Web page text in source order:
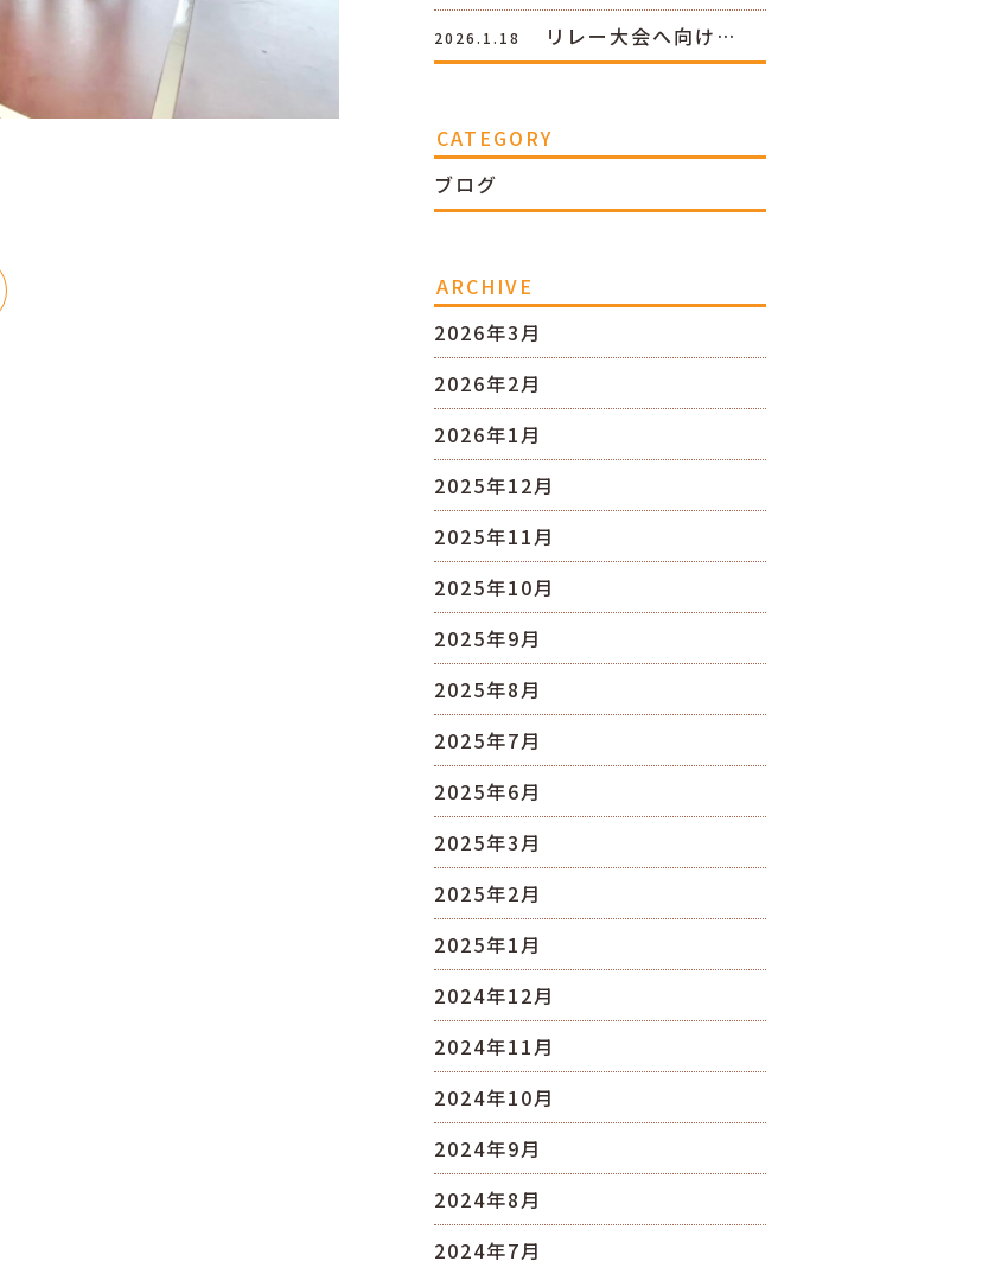
2026.1.18 リレー大会へ向け…
CATEGORY
ブログ
ARCHIVE
2026年3月
2026年2月
2026年1月
2025年12月
2025年11月
2025年10月
2025年9月
2025年8月
2025年7月
2025年6月
2025年3月
2025年2月
2025年1月
2024年12月
2024年11月
2024年10月
2024年9月
2024年8月
2024年7月